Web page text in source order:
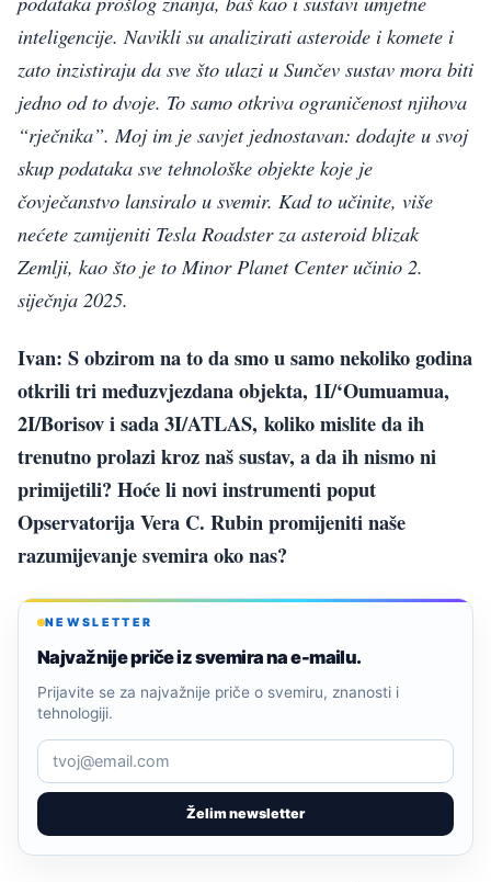
inteligencije. Navikli su analizirati asteroide i komete i
zato inzistiraju da sve što ulazi u Sunčev sustav mora biti
jedno od to dvoje. To samo otkriva ograničenost njihova
“rječnika”. Moj im je savjet jednostavan: dodajte u svoj
skup podataka sve tehnološke objekte koje je
čovječanstvo lansiralo u svemir. Kad to učinite, više
nećete zamijeniti Tesla Roadster za asteroid blizak
Zemlji, kao što je to Minor Planet Center učinio 2.
siječnja 2025.
Ivan: S obzirom na to da smo u samo nekoliko godina
otkrili tri međuzvjezdana objekta, 1I/‘Oumuamua,
2I/Borisov i sada 3I/ATLAS, koliko mislite da ih
trenutno prolazi kroz naš sustav, a da ih nismo ni
primijetili? Hoće li novi instrumenti poput
Opservatorija Vera C. Rubin promijeniti naše
razumijevanje svemira oko nas?
NEWSLETTER
Najvažnije priče iz svemira na e-mailu.
Želim newsletter
Prijavite se za najvažnije priče o svemiru, znanosti i
tehnologiji.